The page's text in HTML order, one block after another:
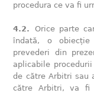
procedura ce va fi
4.2. Orice parte
îndată, o
prevederi din
aplicabile
de către Arbitri sau
către Arbitri, va fi